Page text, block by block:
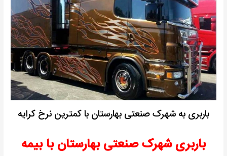
باربری به شهرک صنعتی بهارستان با کمترین نرخ کرایه
باربری شهرک صنعتی بهارستان با بیمه